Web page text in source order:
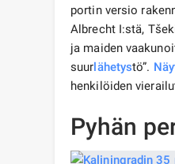
portin versio
Albrecht I:stä,
ja maiden
suur lähetystö”.
henkilöiden
Pyhän